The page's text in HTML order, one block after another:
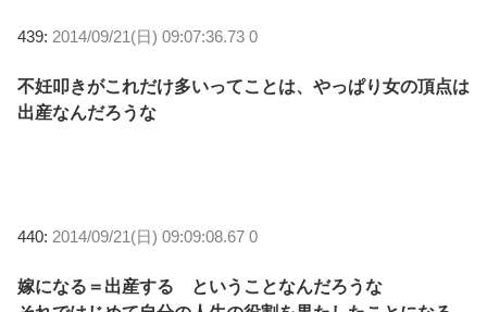
439: 2014/09/21(日) 09:07:36.73 0
不妊叩きがこれだけ多いってことは、やっぱり女の頂点は
出産なんだろうな
440: 2014/09/21(日) 09:09:08.67 0
嫁になる＝出産する ということなんだろうな